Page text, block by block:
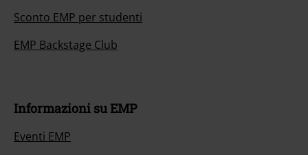
Sconto EMP per studenti
EMP Backstage Club
Informazioni su EMP
Eventi EMP